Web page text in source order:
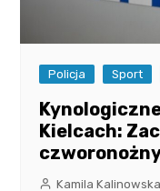
Policja Sport
Kielcach:
Kamila Kalinowska